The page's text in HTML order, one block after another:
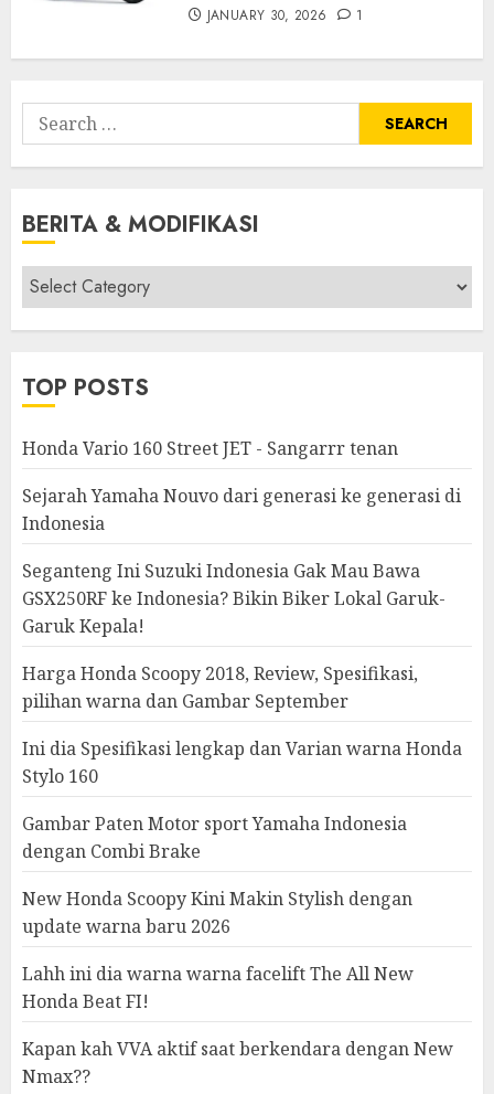
JANUARY 30, 2026 1
Search
for:
BERITA & MODIFIKASI
Berita
&
Modifikasi
TOP POSTS
Honda Vario 160 Street JET - Sangarrr tenan
Sejarah Yamaha Nouvo dari generasi ke generasi di
Indonesia
Seganteng Ini Suzuki Indonesia Gak Mau Bawa
GSX250RF ke Indonesia? Bikin Biker Lokal Garuk-
Garuk Kepala!
Harga Honda Scoopy 2018, Review, Spesifikasi,
pilihan warna dan Gambar September
Ini dia Spesifikasi lengkap dan Varian warna Honda
Stylo 160
Gambar Paten Motor sport Yamaha Indonesia
dengan Combi Brake
New Honda Scoopy Kini Makin Stylish dengan
update warna baru 2026
Lahh ini dia warna warna facelift The All New
Honda Beat FI!
Kapan kah VVA aktif saat berkendara dengan New
Nmax??